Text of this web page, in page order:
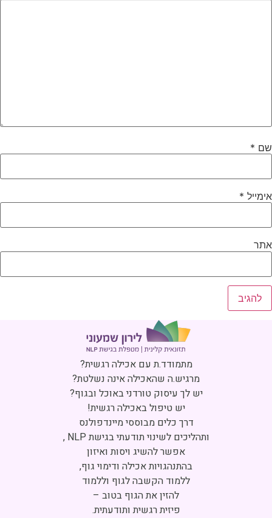
שם *
אימייל *
אתר
מתמודד.ת עם אכילה רגשית?
מרגיש.ה שהאכילה אינה נשלטת?
יש לך עיסוק טורדני באוכל ובגוף?
יש טיפול באכילה רגשית!
דרך כלים מבוססי מיינדפולנס
ותהליכים לשינוי תודעתי בגישת NLP ,
אפשר להשיג ויסות ואיזון
בהתנהגויות אכילה ודימוי גוף,
ללמוד הקשבה לגוף וללמוד
להזין את הגוף בטוב –
פיזית רגשית ותודעתית.